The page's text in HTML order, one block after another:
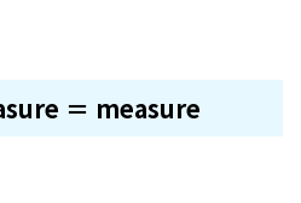
＝ measure